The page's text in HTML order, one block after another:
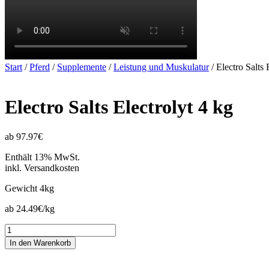
Start /Pferd / Supplemente /Leistung und Muskulatur/ Electro Salts
Electro Salts Electrolyt 4 kg
ab 97.97€
Enthält 13% MwSt.
inkl. Versandkosten
Gewicht 4kg
ab 24.49€/kg
Electro
Salts
Electrolyt
In den Warenkorb